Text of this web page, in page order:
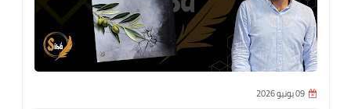
09 يونيو 2026